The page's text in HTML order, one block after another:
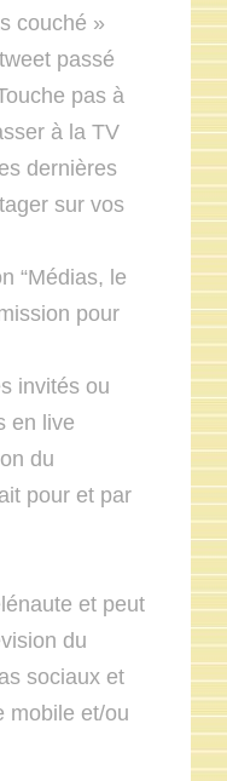
couché »
passé
pas à
à la TV
dernières
sur vos
“Médias, le
pour
invités ou
en live
du
pour et par
et peut
du
sociaux et
mobile et/ou